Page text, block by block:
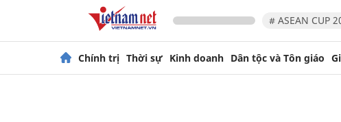
# ASEAN CUP
Chính trị Thời sự Kinh doanh Dân tộc và Tôn giáo